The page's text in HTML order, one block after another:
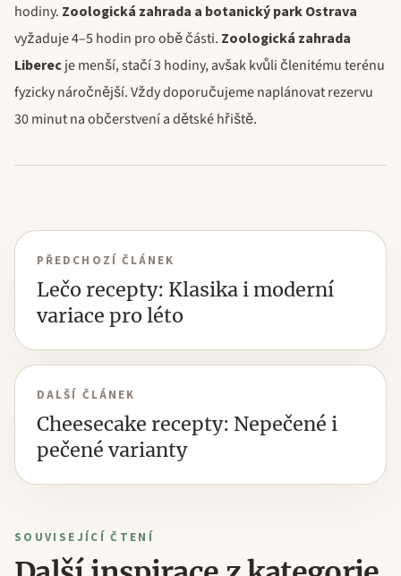
hodiny. Zoologická zahrada a botanický park Ostrava
vyžaduje 4–5 hodin pro obě části. Zoologická zahrada
Liberecje menší, stačí 3 hodiny, avšak kvůli členitému terénu
fyzicky náročnější. Vždy doporučujeme naplánovat rezervu
30 minut na občerstvení a dětské hřiště.
PŘEDCHOZÍ ČLÁNEK
Lečo recepty: Klasika i moderní
variace pro léto
DALŠÍ ČLÁNEK
Cheesecake recepty: Nepečené i
pečené varianty
SOUVISEJÍCÍ ČTENÍ